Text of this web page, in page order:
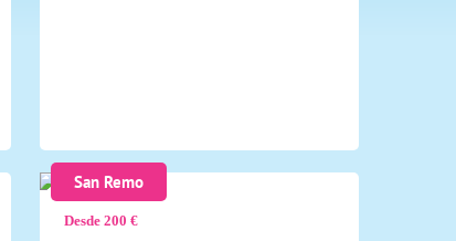
San Remo
Desde 200 €